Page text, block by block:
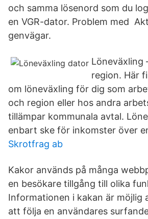
och samma lösenord som du
en VGR-dator. Problem med
genvägar.
Löneväxling
region. Här
om löneväxling för dig som
och region eller hos andra
tillämpar kommunala avtal.
enbart ske för inkomster över
Skrotfrag ab
Kakor används på många
en besökare tillgång till olika
Informationen i kakan är möjlig
att följa en användares